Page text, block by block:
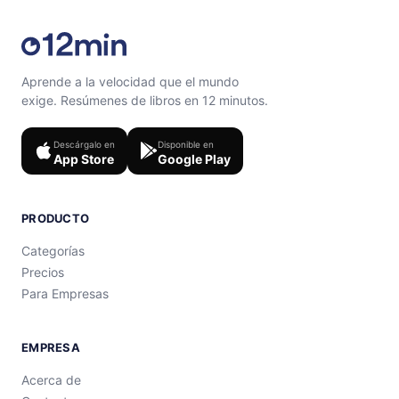
Aprende a la velocidad que el mundo
exige. Resúmenes de libros en 12 minutos.
Descárgalo en
App Store
Disponible en
Google Play
PRODUCTO
Categorías
Precios
Para Empresas
EMPRESA
Acerca de